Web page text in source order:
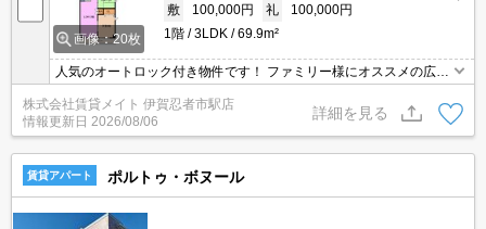
画像：20枚
敷
100,000円 礼
100,000円
1階
3LDK 69.9m²
人気のオートロック付き物件です！ ファミリー様にオススメの広々
とした間取りです♪生活環境を整えて、おうち時間をより楽しめま
す。
株式会社賃貸メイト 伊賀忍者市駅店
情報更新日 2026/08/06
詳細を見る
賃貸アパート ポルトゥ・ボヌール